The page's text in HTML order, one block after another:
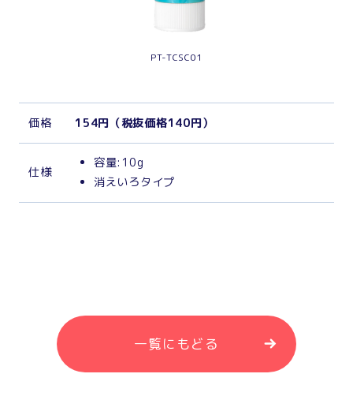
PT-TCSC01
価格 154円（税抜価格140円）
仕様
容量:10g
消えいろタイプ
一覧にもどる